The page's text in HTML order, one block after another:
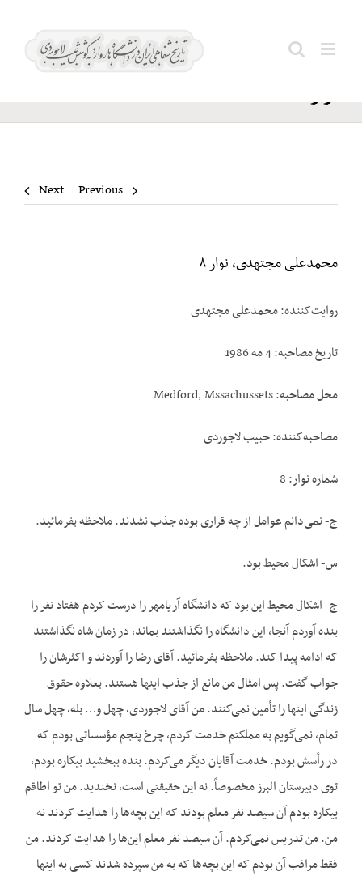
مجتهدی،
نوار ۸
Previous
Next
محمدعلی مجتهدی، نوار ۸
روایت‌کننده: محمدعلی مجتهدی
تاریخ مصاحبه: 4 مه 1986
محل مصاحبه: Medford, Mssachussets
مصاحبه‌کننده: حبیب لاجوردی
شماره نوار: 8
ج- نمی‌دانم عوامل از چه قراری بوده جذب نشدند. ملاحظه بفرمائید.
س- اشکال محیط بود.
ج- اشکال محیط این بود که دانشگاه آریامهر را درست کردم هفتاد نفر را
بنده آوردم آنجا، این دانشگاه را نگذاشتند بماند، در زمان شاه نگذاشتند
که ادامه پیدا کند. ملاحظه بفرمائید. آقای رضا را آوردند و اکثرشان را
جواب گفت. پس امثال من مانع از جذب اینها هستند. بعلاوه حقوق
زندگی اینها را تأمین نمی‌کنند. من آقای لاجوردی، چهل و… بله، چهل سال
تمام، نمی‌گویم به مملکتم خدمت کردم، چرخ پنجم مؤسساتی بودم که
در رأسش بودم. خدمت آقایان دیگر می‌کردم. بنده ببخشید بیکاره بودم،
توی دبیرستان البرز مخصوصاً. نه این حقیقتی است، نخندید. من تو اطاقم
بیکاره بودم آن سیصد نفر معلم بودند که این بچه‌ها را هدایت کردند نه
من. من تدریس نمی‌کردم. آن سیصد نفر معلم این‌ها را هدایت کردند. من
فقط مراقب آن بودم که این بچه‌ها که به من سپرده شدند کسی به اینها